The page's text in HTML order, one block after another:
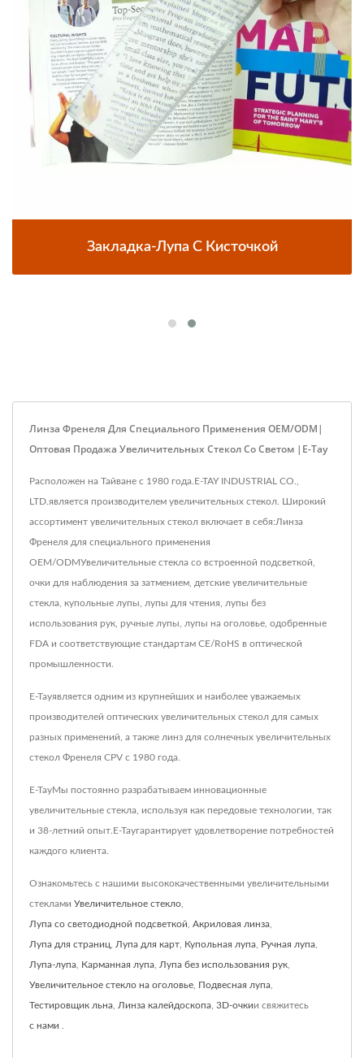
Закладка-Лупа С Кисточкой
Линза Френеля Для Специального Применения OEM/ODM|
Оптовая Продажа Увеличительных Стекол Со Светом |E-Tay
Расположен на Тайване с 1980 года.E-TAY INDUSTRIAL CO.,
LTD.является производителем увеличительных стекол. Широкий
ассортимент увеличительных стекол включает в себя:Линза
Френеля для специального применения
OEM/ODMУвеличительные стекла со встроенной подсветкой,
очки для наблюдения за затмением, детские увеличительные
стекла, купольные лупы, лупы для чтения, лупы без
использования рук, ручные лупы, лупы на оголовье, одобренные
FDA и соответствующие стандартам CE/RoHS в оптической
промышленности.
E-Tayявляется одним из крупнейших и наиболее уважаемых
производителей оптических увеличительных стекол для самых
разных применений, а также линз для солнечных увеличительных
стекол Френеля CPV с 1980 года.
E-TayМы постоянно разрабатываем инновационные
увеличительные стекла, используя как передовые технологии, так
и 38-летний опыт.E-Tayгарантирует удовлетворение потребностей
каждого клиента.
Ознакомьтесь с нашими высококачественными увеличительными
стеклами Увеличительное стекло
Лупа со светодиодной подсветкой Акриловая линза
Лупа для страниц Лупа для карт Купольная лупа Ручная лупа
Лупа-лупа Карманная лупа Лупа без использования рук
Увеличительное стекло на оголовье Подвесная лупа
Тестировщик льна Линза калейдоскопа 3D-очкии свяжитесь
с нами